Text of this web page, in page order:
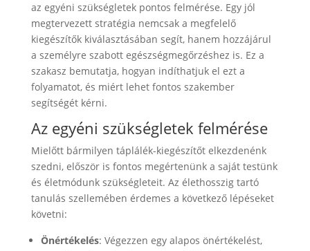
az egyéni szükségletek pontos felmérése. Egy jól
megtervezett stratégia nemcsak a megfelelő
kiegészítők kiválasztásában segít, hanem hozzájárul
a személyre szabott egészségmegőrzéshez is. Ez a
szakasz bemutatja, hogyan indíthatjuk el ezt a
folyamatot, és miért lehet fontos szakember
segítségét kérni.
Az egyéni szükségletek felmérése
Mielőtt bármilyen táplálék-kiegészítőt elkezdenénk
szedni, először is fontos megértenünk a saját testünk
és életmódunk szükségleteit. Az élethosszig tartó
tanulás szellemében érdemes a következő lépéseket
követni:
Önértékelés: Végezzen egy alapos önértékelést,